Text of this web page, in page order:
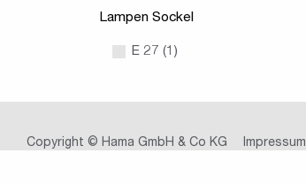
Lampen Sockel
E 27 (1)
Copyright © Hama GmbH & Co KG Impressum